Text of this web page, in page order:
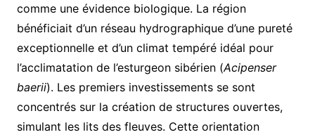
comme une évidence biologique. La région
bénéficiait d’un réseau hydrographique d’une pureté
exceptionnelle et d’un climat tempéré idéal pour
l’acclimatation de l’esturgeon sibérien (Acipenser
baerii). Les premiers investissements se sont
concentrés sur la création de structures ouvertes,
simulant les lits des fleuves. Cette orientation